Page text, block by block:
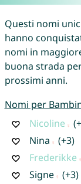
Questi nomi
hanno
nomi in
buona strada
prossimi anni.
Nomi per
Nicoline
Nina
(+3)
Frederikke
Signe
(+3)